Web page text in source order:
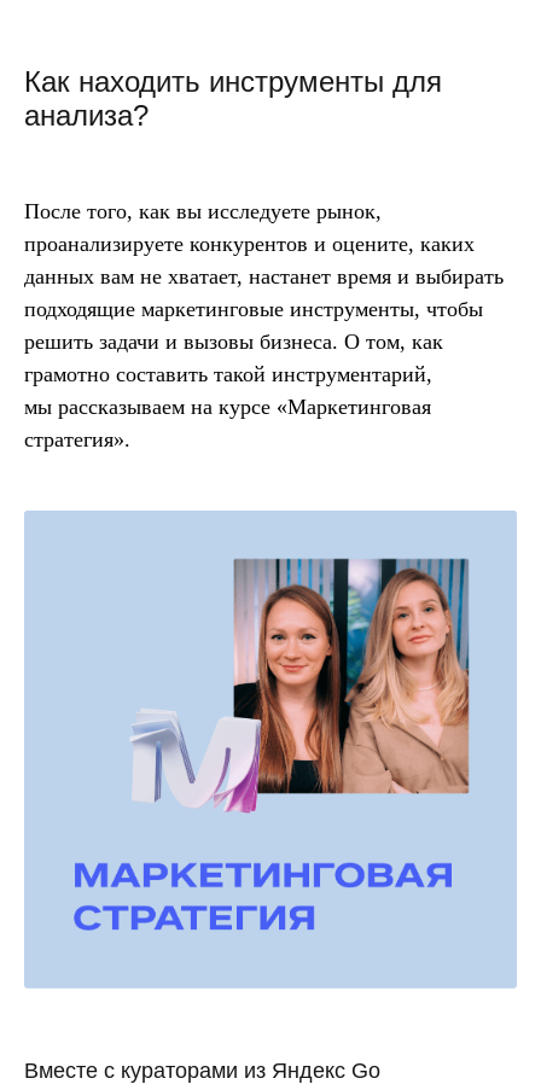
Как находить инструменты для
анализа?
После того, как вы исследуете рынок,
проанализируете конкурентов и оцените, каких
данных вам не хватает, настанет время и выбирать
подходящие маркетинговые инструменты, чтобы
решить задачи и вызовы бизнеса. О том, как
грамотно составить такой инструментарий,
мы рассказываем на курсе «Маркетинговая
стратегия».
Вместе с кураторами из Яндекс Go